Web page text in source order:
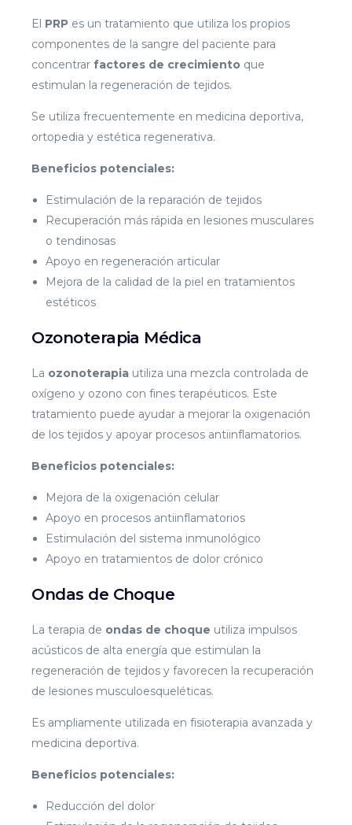
El PRP es un tratamiento que utiliza los propios
componentes de la sangre del paciente para
concentrarfactores de crecimiento que
estimulan la regeneración de tejidos.
Se utiliza frecuentemente en medicina deportiva,
ortopedia y estética regenerativa.
Beneficios potenciales:
Estimulación de la reparación de tejidos
Recuperación más rápida en lesiones musculares
o tendinosas
Apoyo en regeneración articular
Mejora de la calidad de la piel en tratamientos
estéticos
Ozonoterapia Médica
La ozonoterapia utiliza una mezcla controlada de
oxígeno y ozono con fines terapéuticos. Este
tratamiento puede ayudar a mejorar la oxigenación
de los tejidos y apoyar procesos antiinflamatorios.
Beneficios potenciales:
Mejora de la oxigenación celular
Apoyo en procesos antiinflamatorios
Estimulación del sistema inmunológico
Apoyo en tratamientos de dolor crónico
Ondas de Choque
La terapia de ondas de choque utiliza impulsos
acústicos de alta energía que estimulan la
regeneración de tejidos y favorecen la recuperación
de lesiones musculoesqueléticas.
Es ampliamente utilizada en fisioterapia avanzada y
medicina deportiva.
Beneficios potenciales:
Reducción del dolor